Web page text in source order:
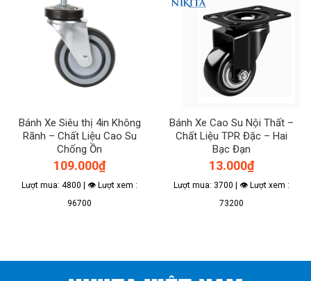
nhiều
biến
thể.
Các
tùy
chọn
được
chọn
trên
trang
sản
nhiều
biến
thể.
Các
tùy
chọn
có
được
chọn
trên
trang
sản
Bánh Xe Siêu thị 4in Không
Rãnh – Chất Liệu Cao Su
Chống Ồn
109.000₫
Lượt mua: 4800 | 👁 Lượt xem :
96700
Bánh Xe Cao Su Nội Thất –
Chất Liệu TPR Đặc – Hai
Bạc Đạn
13.000₫
Lượt mua: 3700 | 👁 Lượt xem :
73200